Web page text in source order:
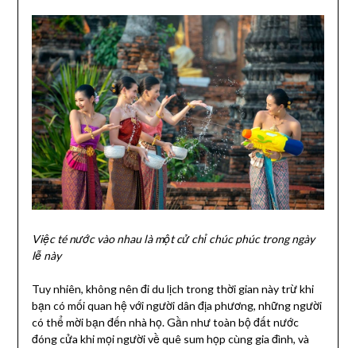
Việc té nước vào nhau là một cử chỉ chúc phúc trong ngày
lễ này
Tuy nhiên, không nên đi du lịch trong thời gian này trừ khi
bạn có mối quan hệ với người dân địa phương, những người
có thể mời bạn đến nhà họ. Gần như toàn bộ đất nước
đóng cửa khi mọi người về quê sum họp cùng gia đình, và